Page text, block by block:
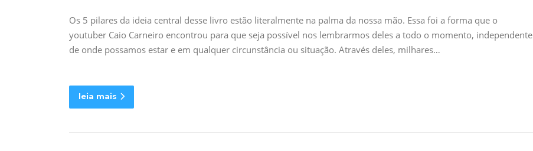
Os 5 pilares da ideia central desse livro estão literalmente na palma da nossa mão. Essa foi a forma que o
youtuber Caio Carneiro encontrou para que seja possível nos lembrarmos deles a todo o momento, independente
de onde possamos estar e em qualquer circunstância ou situação. Através deles, milhares…
leia mais